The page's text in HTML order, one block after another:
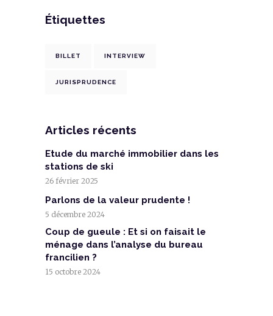
Étiquettes
BILLET INTERVIEW
JURISPRUDENCE
Articles récents
Etude du marché immobilier dans les
stations de ski
26 février 2025
Parlons de la valeur prudente !
5 décembre 2024
Coup de gueule : Et si on faisait le
ménage dans l’analyse du bureau
francilien ?
15 octobre 2024